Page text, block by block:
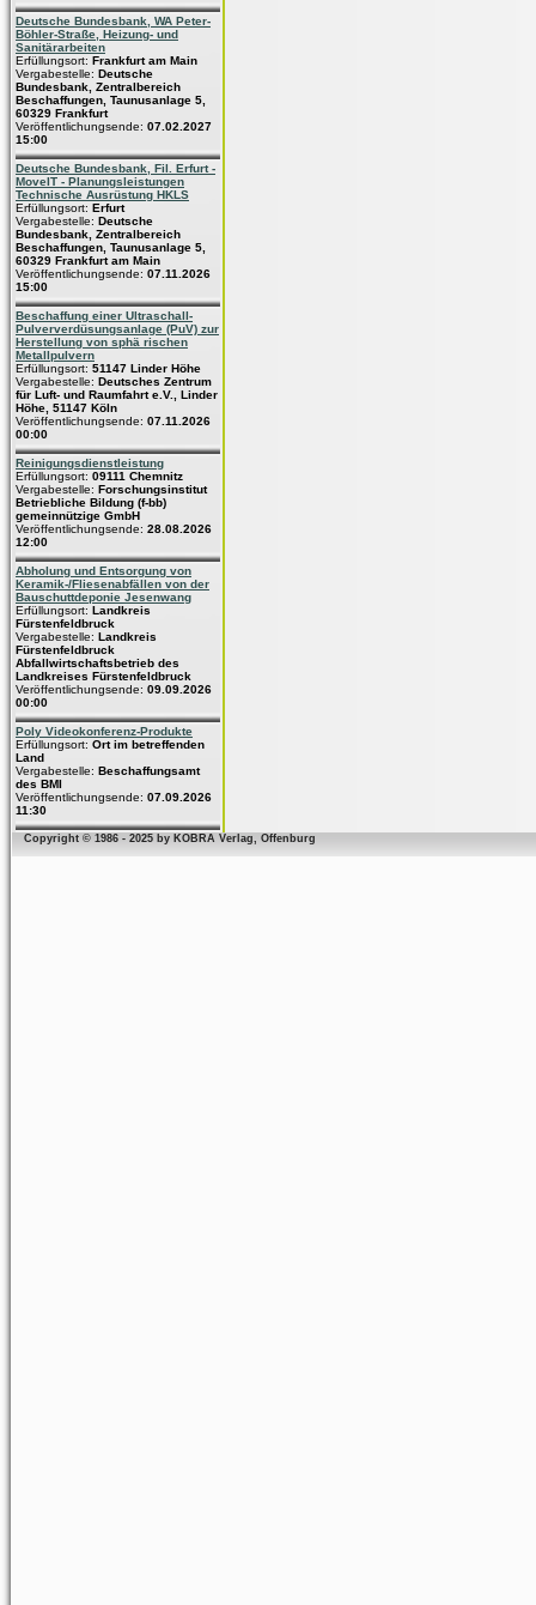
Deutsche Bundesbank, WA Peter-
Böhler-Straße, Heizung- und
Sanitärarbeiten
Erfüllungsort: Frankfurt am Main
Vergabestelle: Deutsche
Bundesbank, Zentralbereich
Beschaffungen, Taunusanlage 5,
60329 Frankfurt
Veröffentlichungsende: 07.02.2027
15:00
Deutsche Bundesbank, Fil. Erfurt -
MoveIT - Planungsleistungen
Technische Ausrüstung HKLS
Erfüllungsort: Erfurt
Vergabestelle: Deutsche
Bundesbank, Zentralbereich
Beschaffungen, Taunusanlage 5,
60329 Frankfurt am Main
Veröffentlichungsende: 07.11.2026
15:00
Beschaffung einer Ultraschall-
Pulververdüsungsanlage (PuV) zur
Herstellung von sphä rischen
Metallpulvern
Erfüllungsort: 51147 Linder Höhe
Vergabestelle: Deutsches Zentrum
für Luft- und Raumfahrt e.V., Linder
Höhe, 51147 Köln
Veröffentlichungsende: 07.11.2026
00:00
Reinigungsdienstleistung
Erfüllungsort: 09111 Chemnitz
Vergabestelle: Forschungsinstitut
Betriebliche Bildung (f-bb)
gemeinnützige GmbH
Veröffentlichungsende: 28.08.2026
12:00
Abholung und Entsorgung von
Keramik-/Fliesenabfällen von der
Bauschuttdeponie Jesenwang
Erfüllungsort: Landkreis
Fürstenfeldbruck
Vergabestelle: Landkreis
Fürstenfeldbruck
Abfallwirtschaftsbetrieb des
Landkreises Fürstenfeldbruck
Veröffentlichungsende: 09.09.2026
00:00
Poly Videokonferenz-Produkte
Erfüllungsort: Ort im betreffenden
Land
Vergabestelle: Beschaffungsamt
des BMI
Veröffentlichungsende: 07.09.2026
11:30
Copyright © 1986 - 2025 by KOBRA Verlag, Offenburg